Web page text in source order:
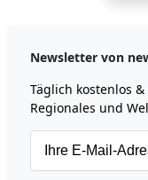
Newsletter von
Täglich kostenlos
Regionales und